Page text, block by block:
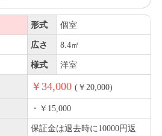
形式 個室
広さ 8.4㎡
様式 洋室
￥34,000 (￥20,000)
・￥15,000
保証金は退去時に10000円返